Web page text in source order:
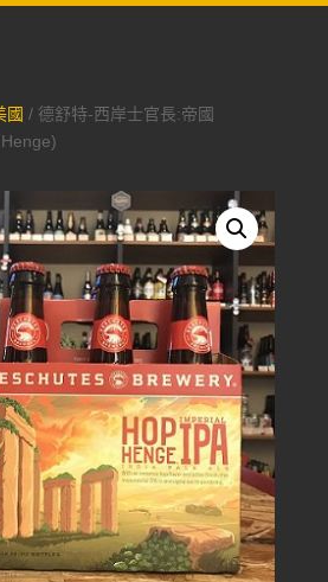
國 / 德舒特-西岸士官長:帝國